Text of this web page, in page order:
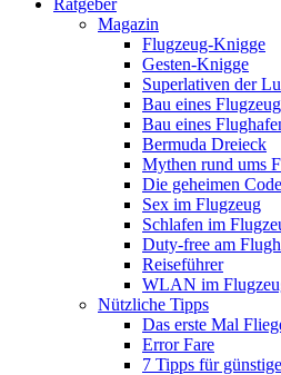
Magazin
Flugzeug-Knigge
Gesten-Knigge
Superlativen der
Bau eines
Bau eines
Bermuda Dreieck
Mythen rund ums
Die geheimen
Sex im Flugzeug
Schlafen im
Duty-free am
Reiseführer
WLAN im
Nützliche Tipps
Das erste Mal
Error Fare
7 Tipps für